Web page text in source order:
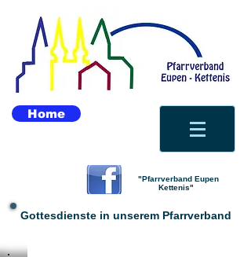
Home
"Pfarrverband Eupen
Kettenis"
Gottesdienste in unserem Pfarrverband